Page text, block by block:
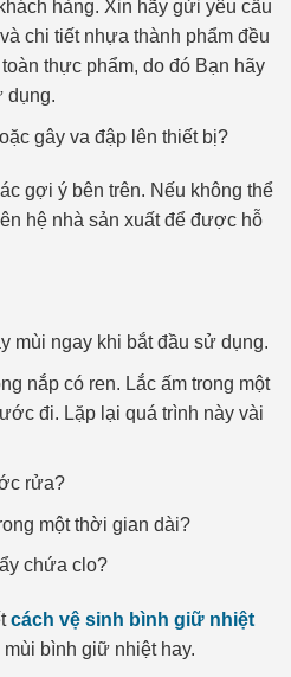
hàng. Xin hãy gửi yêu cầu
chi tiết nhựa thành phẩm đều
thực phẩm, do đó Bạn hãy
dụng.
gây va đập lên thiết bị?
gợi ý bên trên. Nếu không thể
hệ nhà sản xuất để được hỗ
mùi ngay khi bắt đầu sử dụng.
nắp có ren. Lắc ấm trong một
đi. Lặp lại quá trình này vài
rửa?
một thời gian dài?
chứa clo?
cách vệ sinh bình giữ nhiệt
bình giữ nhiệt hay.